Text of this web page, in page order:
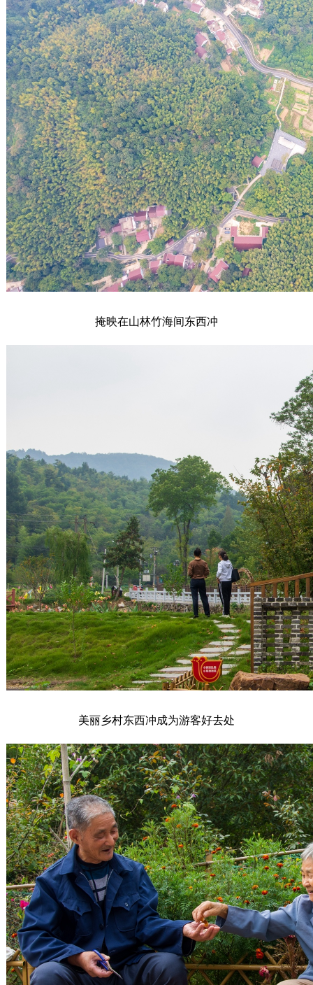
掩映在山林竹海间东西冲
美丽乡村东西冲成为游客好去处